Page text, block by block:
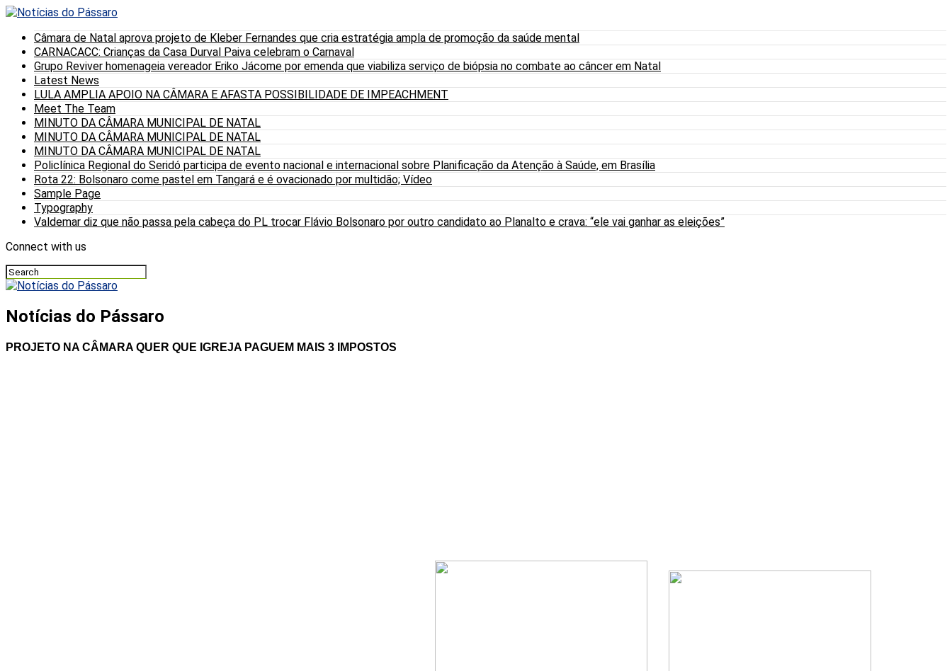
Câmara de Natal aprova projeto de Kleber Fernandes que cria estratégia ampla de promoção da saúde mental
CARNACACC: Crianças da Casa Durval Paiva celebram o Carnaval
Grupo Reviver homenageia vereador Eriko Jácome por emenda que viabiliza serviço de biópsia no combate ao câncer em Natal
Latest News
LULA AMPLIA APOIO NA CÂMARA E AFASTA POSSIBILIDADE DE IMPEACHMENT
Meet The Team
MINUTO DA CÂMARA MUNICIPAL DE NATAL
MINUTO DA CÂMARA MUNICIPAL DE NATAL
MINUTO DA CÂMARA MUNICIPAL DE NATAL
Policlínica Regional do Seridó participa de evento nacional e internacional sobre Planificação da Atenção à Saúde, em Brasília
Rota 22: Bolsonaro come pastel em Tangará e é ovacionado por multidão; Vídeo
Sample Page
Typography
Valdemar diz que não passa pela cabeça do PL trocar Flávio Bolsonaro por outro candidato ao Planalto e crava: “ele vai ganhar as eleições”
Connect with us
Notícias do Pássaro
PROJETO NA CÂMARA QUER QUE IGREJA PAGUEM MAIS 3 IMPOSTOS